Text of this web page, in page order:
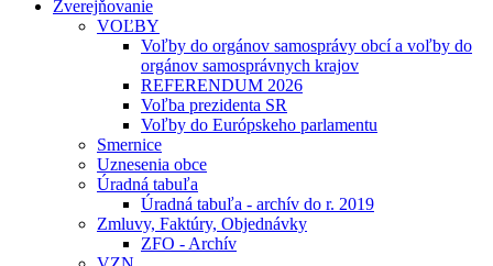
Zverejňovanie
VOĽBY
Voľby do orgánov samosprávy obcí a voľby do
orgánov samosprávnych krajov
REFERENDUM 2026
Voľba prezidenta SR
Voľby do Európskeho parlamentu
Smernice
Uznesenia obce
Úradná tabuľa
Úradná tabuľa - archív do r. 2019
Zmluvy, Faktúry, Objednávky
ZFO - Archív